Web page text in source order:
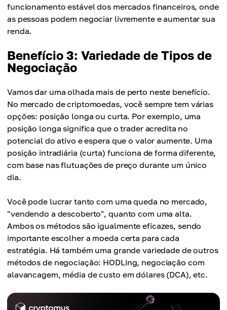
funcionamento estável dos mercados financeiros, onde
as pessoas podem negociar livremente e aumentar sua
renda.
Benefício 3: Variedade de Tipos de
Negociação
Vamos dar uma olhada mais de perto neste benefício.
No mercado de criptomoedas, você sempre tem várias
opções: posição longa ou curta. Por exemplo, uma
posição longa significa que o trader acredita no
potencial do ativo e espera que o valor aumente. Uma
posição intradiária (curta) funciona de forma diferente,
com base nas flutuações de preço durante um único
dia.
Você pode lucrar tanto com uma queda no mercado,
"vendendo a descoberto", quanto com uma alta.
Ambos os métodos são igualmente eficazes, sendo
importante escolher a moeda certa para cada
estratégia. Há também uma grande variedade de outros
métodos de negociação: HODLing, negociação com
alavancagem, média de custo em dólares (DCA), etc.